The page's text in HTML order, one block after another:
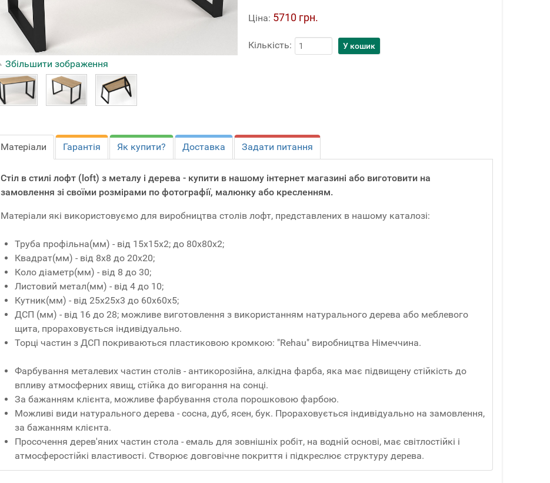
Збільшити зображення
Ціна: 5710 грн.
Кількість:
Матеріали Гарантія Як купити? Доставка Задати питання
Стіл в стилі лофт (loft) з металу і дерева - купити в нашому інтернет магазині або виготовити на
замовлення зі своїми розмірами по фотографії, малюнку або кресленням.
Матеріали які використовуємо для виробництва столів лофт, представлених в нашому каталозі:
Труба профільна(мм) - від 15x15x2; до 80x80x2;
Квадрат(мм) - від 8x8 до 20x20;
Коло діаметр(мм) - від 8 до 30;
Листовий метал(мм) - від 4 до 10;
Кутник(мм) - від 25x25x3 до 60x60x5;
ДСП (мм) - від 16 до 28; можливе виготовлення з використанням натурального дерева або меблевого
щита, прораховується індивідуально.
Торці частин з ДСП покриваються пластиковою кромкою: "Rehau" виробництва Німеччина.
Фарбування металевих частин столів - антикорозійна, алкідна фарба, яка має підвищену стійкість до
впливу атмосферних явищ, стійка до вигорання на сонці.
За бажанням клієнта, можливе фарбування стола порошковою фарбою.
Можливі види натурального дерева - сосна, дуб, ясен, бук. Прораховується індивідуально на замовлення,
за бажанням клієнта.
Просочення дерев'яних частин стола - емаль для зовнішніх робіт, на водній основі, має світлостійкі і
атмосферостійкі властивості. Створює довговічне покриття і підкреслює структуру дерева.